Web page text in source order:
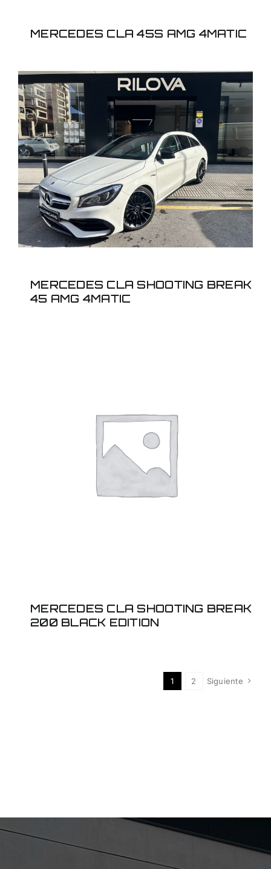
MERCEDES CLA 45S AMG 4MATIC
MERCEDES CLA
SHOOTING BREAK 45
AMG 4MATIC
MERCEDES CLA SHOOTING BREAK
45 AMG 4MATIC
MERCEDES CLA
SHOOTING BREAK 200
BLACK EDITION
MERCEDES CLA SHOOTING BREAK
200 BLACK EDITION
1 2 Siguiente